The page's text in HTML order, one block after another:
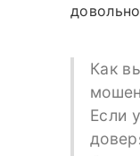
Как
Если